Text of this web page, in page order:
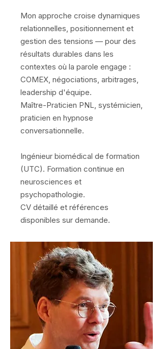
Mon approche croise dynamiques
relationnelles, positionnement et
gestion des tensions — pour des
résultats durables dans les
contextes où la parole engage :
COMEX, négociations, arbitrages,
leadership d'équipe.
Maître-Praticien PNL, systémicien,
praticien en hypnose
conversationnelle.
Ingénieur biomédical de formation
(UTC). Formation continue en
neurosciences et
psychopathologie.
CV détaillé et références
disponibles sur demande.​